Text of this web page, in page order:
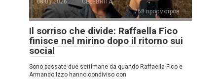
08.01.2026
CELEBRITÀ
768 просмотров
Il sorriso che divide: Raffaella Fico
finisce nel mirino dopo il ritorno sui
social
Sono passate due settimane da quando Raffaella Fico e
Armando Izzo hanno condiviso con